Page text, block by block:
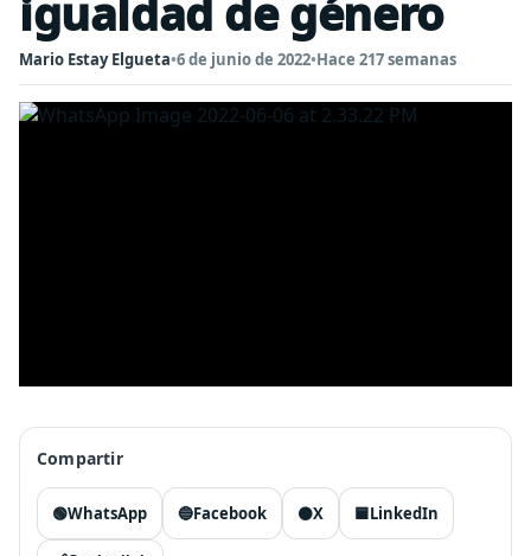
igualdad de género
Mario Estay Elgueta•6 de junio de 2022•Hace 217 semanas
Compartir
🟢WhatsApp 🔵Facebook ⚫X 🟦LinkedIn